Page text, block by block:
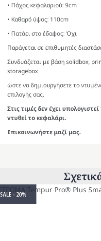
• Πάχος κεφαλαριού: 9cm
• Καθαρό ύψος: 110cm
• Πατάει στο έδαφος: Όχι
Παράγεται σε επιθυμητές
Συνδυάζεται με βάση solidbox,
storagebox
ώστε να δημιουργήσετε το
επιλογής σας.
Στις τιμές δεν έχει
ντυθεί το κεφαλάρι.
Επικοινωνήστε μαζί μας.
SALE - 20%